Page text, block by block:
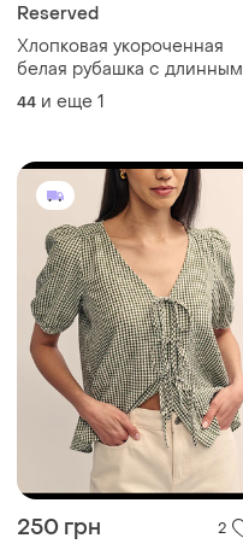
Reserved
Хлопковая укороченная
белая рубашка с длинным
рукавом в голубую полоску
44 и еще 1
250 грн 2